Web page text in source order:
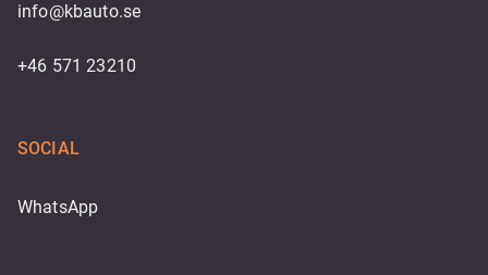
info@kbauto.se
+46 571 23210
SOCIAL
WhatsApp